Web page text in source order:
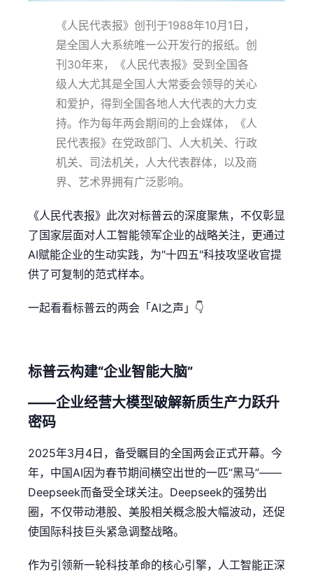
《人民代表报》创刊于1988年10月1日，
是全国人大系统唯一公开发行的报纸。创
刊30年来，《人民代表报》受到全国各
级人大尤其是全国人大常委会领导的关心
和爱护，得到全国各地人大代表的大力支
持。作为每年两会期间的上会媒体，《人
民代表报》在党政部门、人大机关、行政
机关、司法机关，人大代表群体，以及商
界、艺术界拥有广泛影响。
《人民代表报》此次对标普云的深度聚焦，不仅彰显
了国家层面对人工智能领军企业的战略关注，更通过
AI赋能企业的生动实践，为"十四五"科技攻坚收官提
供了可复制的范式样本。
一起看看标普云的两会「AI之声」👇
标普云构建“企业智能大脑”
——企业经营大模型破解新质生产力跃升
密码
2025年3月4日，备受瞩目的全国两会正式开幕。今
年，中国AI因为春节期间横空出世的一匹“黑马”——
Deepseek而备受全球关注。Deepseek的强势出
圈，不仅带动港股、美股相关概念股大幅波动，还促
使国际科技巨头紧急调整战略。
作为引领新一轮科技革命的核心引擎，人工智能正深